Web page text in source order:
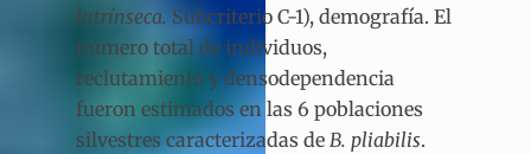
intrínseca. Subcriterio C-1), demografía. El
número total de individuos,
reclutamiento y densodependencia
fueron estimados en las 6 poblaciones
silvestres caracterizadas de B. pliabilis.